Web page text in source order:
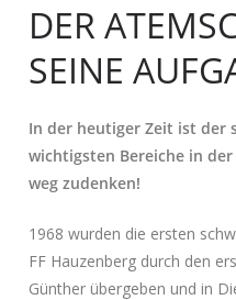
DER
SEINE
In der heutiger Zeit ist der
wichtigsten Bereiche in
weg zudenken!
1968 wurden die ersten
FF Hauzenberg durch den
Günther übergeben und in